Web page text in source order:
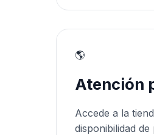
🌎
Atención
Accede a la
disponibilidad